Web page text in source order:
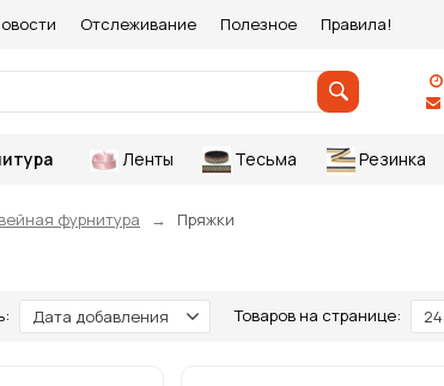
Отслеживание Полезное Правила!
Ленты Тесьма Резинка
фурнитура Пряжки
Дата добавления Товаров на странице: 24